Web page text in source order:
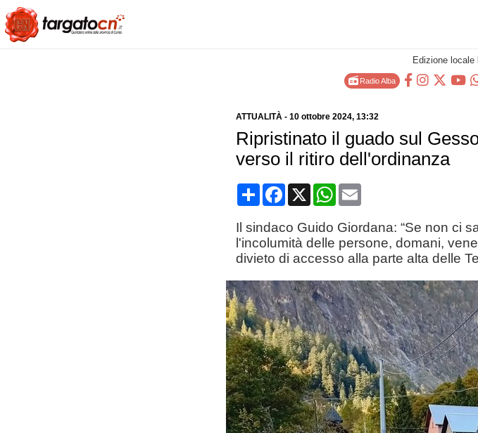
Edizione locale
Radio Alba
ATTUALITÀ- 10 ottobre 2024, 13:32
Ripristinato il guado sul
verso il ritiro dell'ordinanza
CondividiFacebook
X WhatsApp
Email
Il sindaco Guido Giordana: “Se non ci
l'incolumità delle persone, domani,
divieto di accesso alla parte alta delle